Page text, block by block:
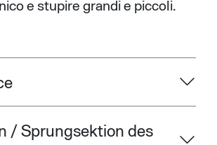
e stupire grandi e piccoli.
/ Sprungsektion des